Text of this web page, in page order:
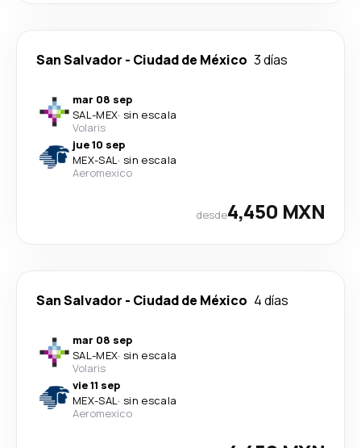
San Salvador - Ciudad de México 3 días
mar 08 sep
SAL-MEX· sin escala
Volaris
jue 10 sep
MEX-SAL· sin escala
Aeromexico
desde4,450 MXN
San Salvador - Ciudad de México 4 días
mar 08 sep
SAL-MEX· sin escala
Volaris
vie 11 sep
MEX-SAL· sin escala
Aeromexico